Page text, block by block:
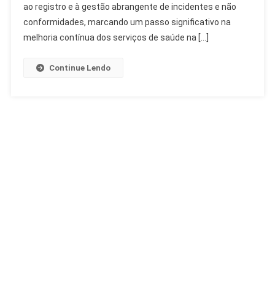
Implanta
Notifica
FUABC
ao registro e à gestão abrangente de incidentes e não
conformidades, marcando um passo significativo na
melhoria contínua dos serviços de saúde na […]
Continue Lendo